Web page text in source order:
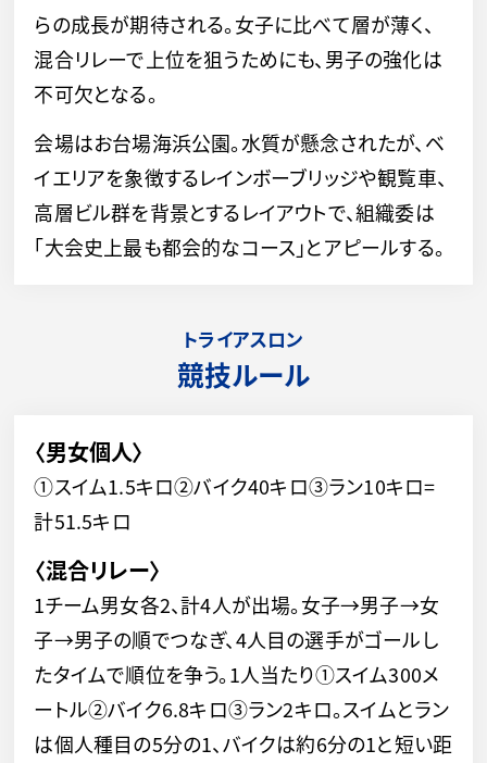
らの成長が期待される。女子に比べて層が薄く、
混合リレーで上位を狙うためにも、男子の強化は
不可欠となる。
会場はお台場海浜公園。水質が懸念されたが、ベ
イエリアを象徴するレインボーブリッジや観覧車、
高層ビル群を背景とするレイアウトで、組織委は
「大会史上最も都会的なコース」とアピールする。
トライアスロン
競技ルール
〈男女個人〉
①スイム1.5キロ②バイク40キロ③ラン10キロ=
計51.5キロ
〈混合リレー〉
1チーム男女各2、計4人が出場。女子→男子→女
子→男子の順でつなぎ、4人目の選手がゴールし
たタイムで順位を争う。1人当たり①スイム300メ
ートル②バイク6.8キロ③ラン2キロ。スイムとラン
は個人種目の5分の1、バイクは約6分の1と短い距